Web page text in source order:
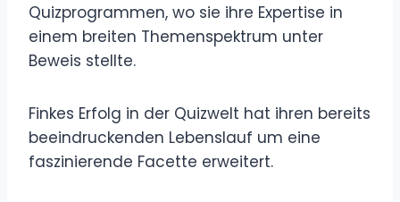
Quizprogrammen, wo sie ihre Expertise in
einem breiten Themenspektrum unter
Beweis stellte.
Finkes Erfolg in der Quizwelt hat ihren bereits
beeindruckenden Lebenslauf um eine
faszinierende Facette erweitert.